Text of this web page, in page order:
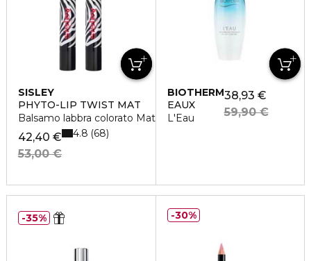
SISLEY
PHYTO-LIP TWIST MAT
Balsamo labbra colorato Mat
42,40 €
53,00 €
4.8 68
BIOTHERM
EAUX
L'Eau
38,93 €
59,90 €
35% 30%